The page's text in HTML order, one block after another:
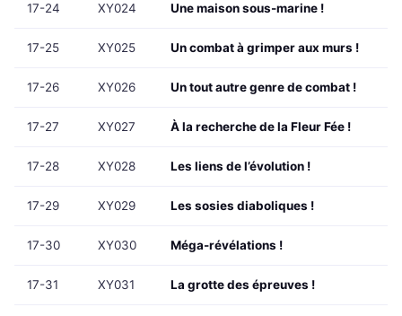
17-24 XY024 Une maison sous-marine !
17-25 XY025 Un combat à grimper aux murs !
17-26 XY026 Un tout autre genre de combat !
17-27 XY027 À la recherche de la Fleur Fée !
17-28 XY028 Les liens de l’évolution !
17-29 XY029 Les sosies diaboliques !
17-30 XY030 Méga-révélations !
17-31 XY031 La grotte des épreuves !